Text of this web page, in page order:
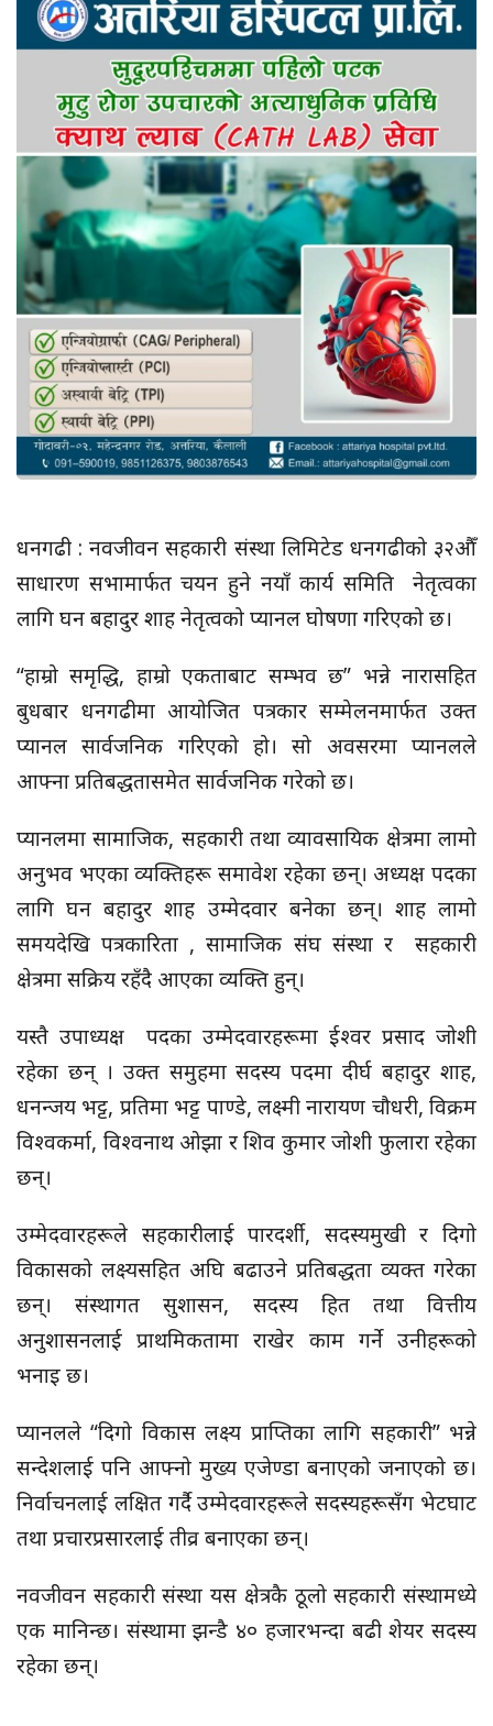
धनगढी : नवजीवन सहकारी संस्था लिमिटेड धनगढीको ३२औँ
साधारण सभामार्फत चयन हुने नयाँ कार्य समिति नेतृत्वका
लागि घन बहादुर शाह नेतृत्वको प्यानल घोषणा गरिएको छ।
“हाम्रो समृद्धि, हाम्रो एकताबाट सम्भव छ” भन्ने नारासहित
बुधबार धनगढीमा आयोजित पत्रकार सम्मेलनमार्फत उक्त
प्यानल सार्वजनिक गरिएको हो। सो अवसरमा प्यानलले
आफ्ना प्रतिबद्धतासमेत सार्वजनिक गरेको छ।
प्यानलमा सामाजिक, सहकारी तथा व्यावसायिक क्षेत्रमा लामो
अनुभव भएका व्यक्तिहरू समावेश रहेका छन्। अध्यक्ष पदका
लागि घन बहादुर शाह उम्मेदवार बनेका छन्। शाह लामो
समयदेखि पत्रकारिता , सामाजिक संघ संस्था र सहकारी
क्षेत्रमा सक्रिय रहँदै आएका व्यक्ति हुन्।
यस्तै उपाध्यक्ष पदका उम्मेदवारहरूमा ईश्वर प्रसाद जोशी
रहेका छन् । उक्त समुहमा सदस्य पदमा दीर्घ बहादुर शाह,
धनन्जय भट्ट, प्रतिमा भट्ट पाण्डे, लक्ष्मी नारायण चौधरी, विक्रम
विश्वकर्मा, विश्वनाथ ओझा र शिव कुमार जोशी फुलारा रहेका
छन्।
उम्मेदवारहरूले सहकारीलाई पारदर्शी, सदस्यमुखी र दिगो
विकासको लक्ष्यसहित अघि बढाउने प्रतिबद्धता व्यक्त गरेका
छन्। संस्थागत सुशासन, सदस्य हित तथा वित्तीय
अनुशासनलाई प्राथमिकतामा राखेर काम गर्ने उनीहरूको
भनाइ छ।
प्यानलले “दिगो विकास लक्ष्य प्राप्तिका लागि सहकारी” भन्ने
सन्देशलाई पनि आफ्नो मुख्य एजेण्डा बनाएको जनाएको छ।
निर्वाचनलाई लक्षित गर्दै उम्मेदवारहरूले सदस्यहरूसँग भेटघाट
तथा प्रचारप्रसारलाई तीव्र बनाएका छन्।
नवजीवन सहकारी संस्था यस क्षेत्रकै ठूलो सहकारी संस्थामध्ये
एक मानिन्छ। संस्थामा झन्डै ४० हजारभन्दा बढी शेयर सदस्य
रहेका छन्।